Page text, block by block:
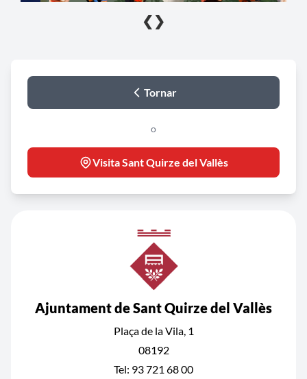
❮ ❯
Tornar
o
Visita Sant Quirze del Vallès
Ajuntament de Sant Quirze del Vallès
Plaça de la Vila, 1
08192
Tel: 93 721 68 00